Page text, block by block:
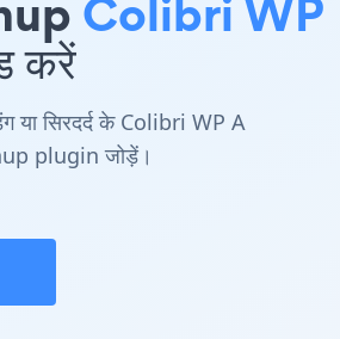
Colibri WP
करें
या सिरदर्द के Colibri WP A
plugin जोड़ें।